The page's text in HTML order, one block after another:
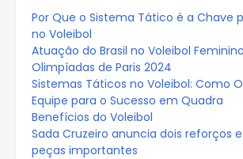
Por Que o Sistema Tático é a Chave
no Voleibol
Atuação do Brasil no Voleibol
Olimpíadas de Paris 2024
Sistemas Táticos no Voleibol: Como
Equipe para o Sucesso em Quadra
Benefícios do Voleibol
Sada Cruzeiro anuncia dois reforços
peças importantes